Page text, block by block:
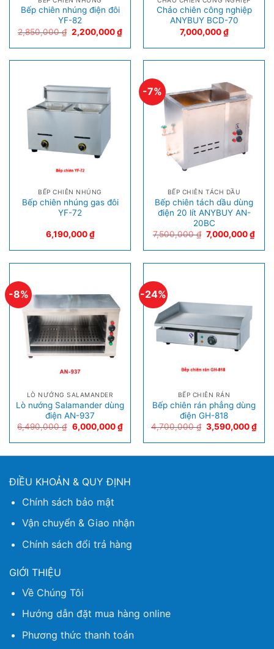
Bếp chiên nhúng điện đôi
YF-82
2,850,000₫ 2,200,000₫
Chảo chiên công nghiệp
ANYBUY BCD-70
7,000,000₫
BẾP CHIÊN NHÚNG
Bếp chiên nhúng gas đôi
YF-72
6,190,000₫
-7%
BẾP CHIÊN TÁCH DẦU
Bếp chiên tách dầu dùng
điện 20 lít ANYBUY AN-
20BC
7,500,000₫ 7,000,000₫
-8%
LÒ NƯỚNG SALAMANDER
Lò nướng Salamander dùng
điện AN-937
6,490,000₫ 6,000,000₫
-24%
BẾP CHIÊN RÁN
Bếp chiên rán phẳng dùng
điện GH-818
4,700,000₫ 3,590,000₫
ĐIỀU KHOẢN & QUY ĐỊNH
Chính sách bảo mật
Vận chuyển & Giao nhận
Chính sách đổi trả hàng
GIỚI THIỆU
Về Chúng Tôi
Hướng dẫn đặt mua hàng online
Phương thức thanh toán